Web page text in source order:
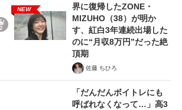
NEW
界に復帰したZONE・
MIZUHO（38）が明か
す、紅白3年連続出場した
のに“月収8万円”だった絶
頂期
佐藤 ちひろ
「だんだんボイトレにも
呼ばれなくなって…」高3